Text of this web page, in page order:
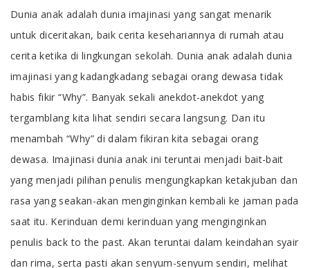
Tab Article
Dunia anak adalah dunia imajinasi yang sangat menarik
untuk diceritakan, baik cerita kesehariannya di rumah atau
cerita ketika di lingkungan sekolah. Dunia anak adalah dunia
imajinasi yang kadangkadang sebagai orang dewasa tidak
habis fikir “Why”. Banyak sekali anekdot-anekdot yang
tergamblang kita lihat sendiri secara langsung. Dan itu
menambah “Why” di dalam fikiran kita sebagai orang
dewasa. Imajinasi dunia anak ini teruntai menjadi bait-bait
yang menjadi pilihan penulis mengungkapkan ketakjuban dan
rasa yang seakan-akan menginginkan kembali ke jaman pada
saat itu. Kerinduan demi kerinduan yang menginginkan
penulis back to the past. Akan teruntai dalam keindahan syair
dan rima, serta pasti akan senyum-senyum sendiri, melihat